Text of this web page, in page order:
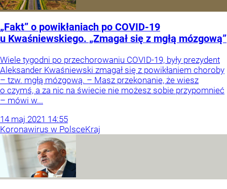
„Fakt” o powikłaniach po COVID-19
u Kwaśniewskiego. „Zmagał się z mgłą mózgową”
Wiele tygodni po przechorowaniu COVID-19, były prezydent
Aleksander Kwaśniewski zmagał się z powikłaniem choroby
– tzw. mgłą mózgową. – Masz przekonanie, że wiesz
o czymś, a za nic na świecie nie możesz sobie przypomnieć
– mówi w...
14 maj 2021 14:55
Koronawirus w PolsceKraj